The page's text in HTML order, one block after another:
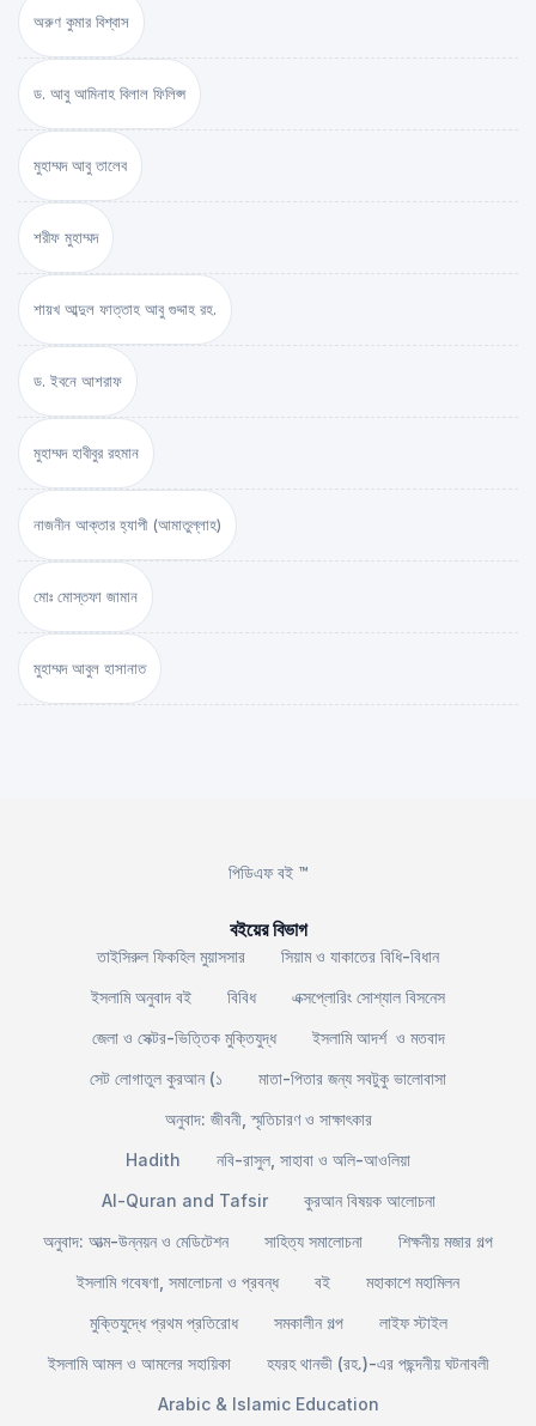
অরুণ কুমার বিশ্বাস
ড. আবু আমিনাহ বিলাল ফিলিপ্স
মুহাম্মদ আবু তালেব
শরীফ মুহাম্মদ
শায়খ আব্দুল ফাত্তাহ আবু গুদ্দাহ রহ.
ড. ইবনে আশরাফ
মুহাম্মদ হাবীবুর রহমান
নাজনীন আক্তার হ্যাপী (আমাতুল্লাহ)
মোঃ মোস্তফা জামান
মুহাম্মদ আবুল হাসানাত
পিডিএফ বই ™
বইয়ের বিভাগ
তাইসিরুল ফিকহিল মুয়াসসার
সিয়াম ও যাকাতের বিধি-বিধান
ইসলামি অনুবাদ বই
বিবিধ
এক্সপ্লোরিং সোশ্যাল বিসনেস
জেলা ও সেক্টর-ভিত্তিক মুক্তিযুদ্ধ
ইসলামি আদর্শ ও মতবাদ
সেট লোগাতুল কুরআন (১
মাতা-পিতার জন্য সবটুকু ভালোবাসা
অনুবাদ: জীবনী, স্মৃতিচারণ ও সাক্ষাৎকার
Hadith
নবি-রাসুল, সাহাবা ও অলি-আওলিয়া
Al-Quran and Tafsir
কুরআন বিষয়ক আলোচনা
অনুবাদ: আত্ম-উন্নয়ন ও মেডিটেশন
সাহিত্য সমালোচনা
শিক্ষনীয় মজার গল্প
ইসলামি গবেষণা, সমালোচনা ও প্রবন্ধ
বই
মহাকাশে মহামিলন
মুক্তিযুদ্ধে প্রথম প্রতিরোধ
সমকালীন গল্প
লাইফ স্টাইল
ইসলামি আমল ও আমলের সহায়িকা
হযরহ থানভী (রহ.)-এর পছন্দনীয় ঘটনাবলী
Arabic & Islamic Education